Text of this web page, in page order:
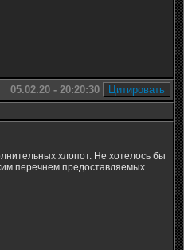
05.02.20 - 20:20:30
хлопот. Не хотелось бы
перечнем предоставляемых